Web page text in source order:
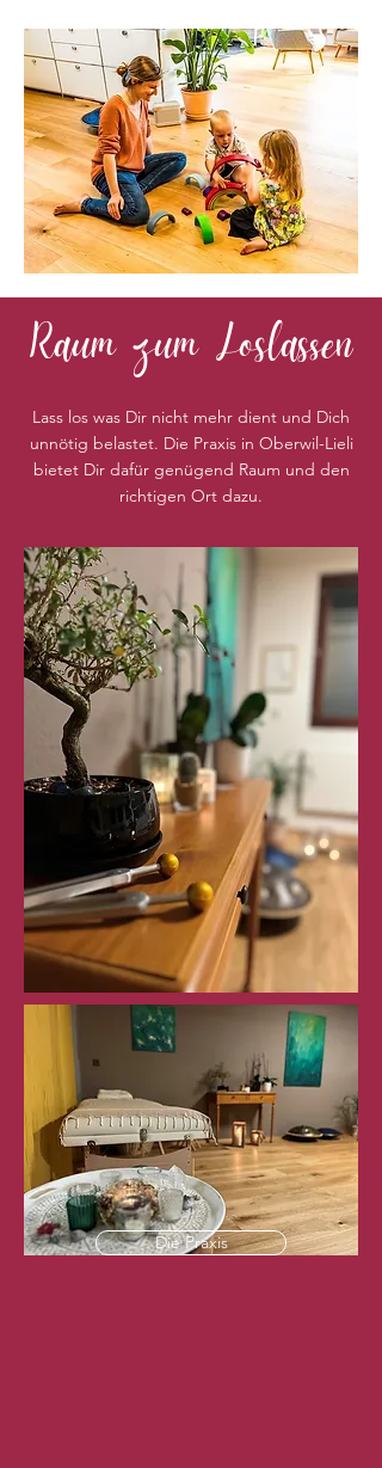
Raum zum Loslassen
Lass los was Dir nicht mehr dient und Dich
unnötig belastet. Die Praxis in Oberwil-Lieli
bietet Dir dafür genügend Raum und den
richtigen Ort dazu.
Die Praxis